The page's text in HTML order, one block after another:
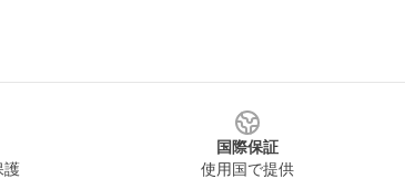
護
国際保証
使用国で提供